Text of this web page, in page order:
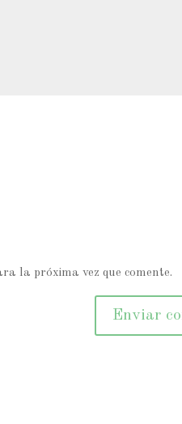
la próxima vez que comente.